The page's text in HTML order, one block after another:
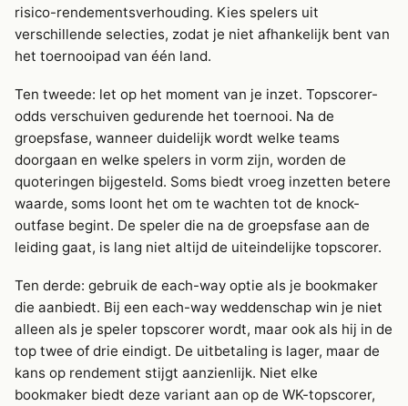
risico-rendementsverhouding. Kies spelers uit
verschillende selecties, zodat je niet afhankelijk bent van
het toernooipad van één land.
Ten tweede: let op het moment van je inzet. Topscorer-
odds verschuiven gedurende het toernooi. Na de
groepsfase, wanneer duidelijk wordt welke teams
doorgaan en welke spelers in vorm zijn, worden de
quoteringen bijgesteld. Soms biedt vroeg inzetten betere
waarde, soms loont het om te wachten tot de knock-
outfase begint. De speler die na de groepsfase aan de
leiding gaat, is lang niet altijd de uiteindelijke topscorer.
Ten derde: gebruik de each-way optie als je bookmaker
die aanbiedt. Bij een each-way weddenschap win je niet
alleen als je speler topscorer wordt, maar ook als hij in de
top twee of drie eindigt. De uitbetaling is lager, maar de
kans op rendement stijgt aanzienlijk. Niet elke
bookmaker biedt deze variant aan op de WK-topscorer,